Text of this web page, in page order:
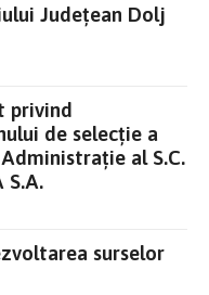
Județean Dolj
privind
de selecție a
al S.C.
S.A.
surselor